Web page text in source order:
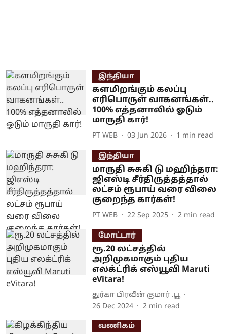
இந்தியா
களமிறங்கும் கலப்பு
எரிபொருள் வாகனங்கள்..
100% எத்தனாலில் ஓடும்
மாருதி கார்!
PT WEB 03 Jun 2026 1 min read
இந்தியா
மாருதி சுசுகி டு மஹிந்தரா:
ஜிஎஸ்டி சீர்திருத்தத்தால்
லட்சம் ரூபாய் வரை விலை
குறைந்த கார்கள்!
PT WEB 22 Sep 2025 2 min read
மோட்டார்
ரூ.20 லட்சத்தில்
அறிமுகமாகும் புதிய
எலக்ட்ரிக் எஸ்யூவி Maruti
eVitara!
துர்கா பிரவீன் குமார் .பூ
26 Dec 2024
2 min read
வணிகம்